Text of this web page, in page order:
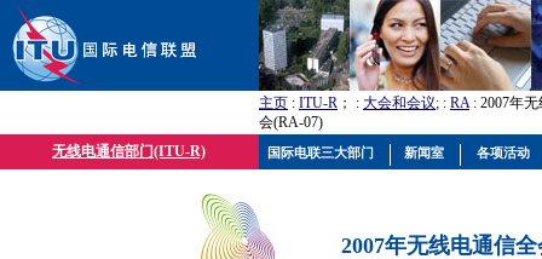
主页 : ITU-R ； : 大会和会议; : RA: 2007年
会(RA-07)
无线电通信部门(ITU-R)
2007年无线电通信
国际电联三大部门 新闻室 各项活动